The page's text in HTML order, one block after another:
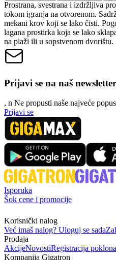
Prostrana, svestrana i izdržljiva
tokom igranja na otvorenom.
mekani krov koji se lako čisti.
lagana prostirka koja se lako
na plaži ili u sopstvenom dvorištu.
Prijavi se na naš newsletter
, n Ne propusti naše najveće
Prijavi se
Isporuka
Šok cene i promocije
Korisnički nalog
Već imaš nalog? Uloguj se sada
Prodaja
AkcijeNovostiRegistracija poklona
Kompanija Gigatron